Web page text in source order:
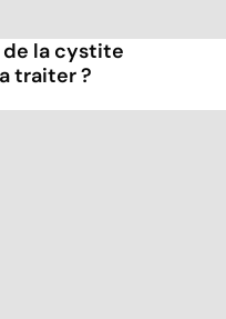
la cystite
traiter ?